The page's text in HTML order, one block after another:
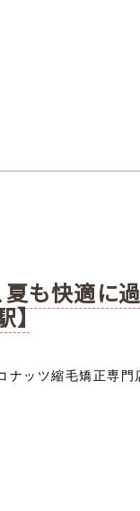
夏も快適に
】
ナッツ縮毛矯正専門